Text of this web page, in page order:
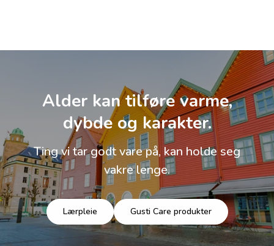
Alder kan tilføre varme,
dybde og karakter.
Ting vi tar godt vare på, kan holde seg
vakre lenge.
Lærpleie Gusti Care produkter